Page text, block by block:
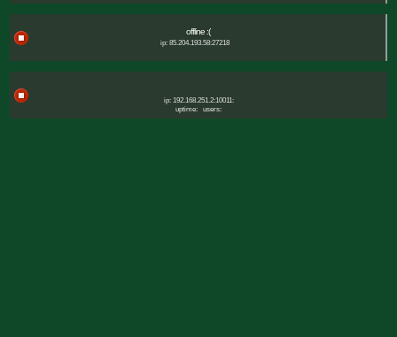
offline :(
ip: 85.204.193.58:27218
ip: 192.168.251.2:10011:
uptime:
users: